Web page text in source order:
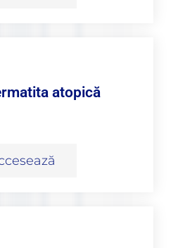
atopică